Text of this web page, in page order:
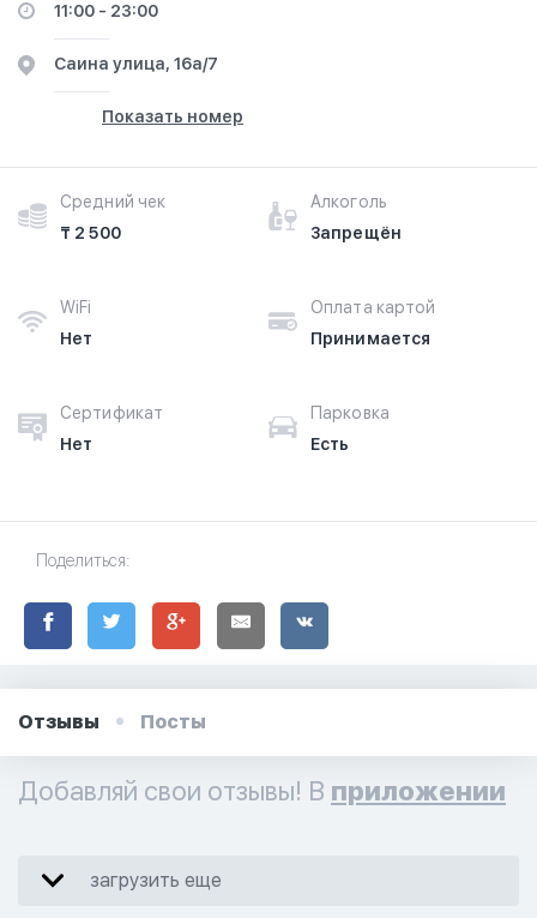
11:00 - 23:00
​Саина улица, 16а/7
Показать номер
Средний чек
₸ 2 500
Алкоголь
Запрещён
WiFi
Нет
Оплата картой
Принимается
Сертификат
Нет
Парковка
Есть
Поделиться:
Отзывы Посты
Добавляй свои отзывы! В приложении
загрузить еще